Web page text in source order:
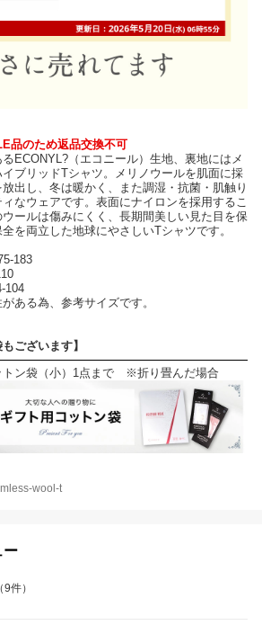
品のため返品交換不可
ECONYL?（エコニール）生地、裏地にはメ
ブリッドTシャツ。メリノウールを肌面に採
出し、冬は暖かく、また調湿・抗菌・肌触り
なウェアです。表面にナイロンを採用するこ
ールは傷みにくく、長期間美しい見た目を保
を両立した地球にやさしいTシャツです。
183
104
ある為、参考サイズです。
ございます】
トン袋（小）1点まで ※折り畳んだ場合
wool-t
ー
（9件）